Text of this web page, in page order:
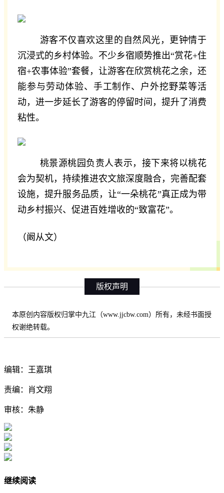
游客不仅喜欢这里的自然风光，更钟情于
沉浸式的乡村体验。不少乡宿顺势推出“赏花+住
宿+农事体验”套餐，让游客在欣赏桃花之余，还
能参与劳动体验、手工制作、户外挖野菜等活
动，进一步延长了游客的停留时间，提升了消费
粘性。
桃景源桃园负责人表示，接下来将以桃花
会为契机，持续推进农文旅深度融合，完善配套
设施，提升服务品质，让“一朵桃花”真正成为带
动乡村振兴、促进百姓增收的“致富花”。
（阚从文）
版权声明
本原创内容版权归掌中九江（www.jjcbw.com）所有，未经书面授
权谢绝转载。
编辑：王嘉琪
责编：肖文翔
审核：朱静
继续阅读